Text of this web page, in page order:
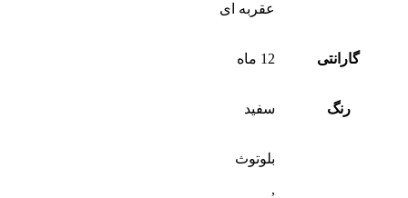
عقربه ای
گارانتی 12 ماه
رنگ سفید
بلوتوث
,